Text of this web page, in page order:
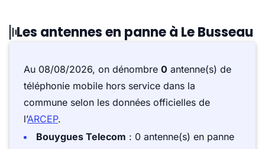
Les antennes en panne à Le Busseau
Au 08/08/2026, on dénombre 0 antenne(s) de
téléphonie mobile hors service dans la
commune selon les données officielles de
l’ARCEP.
Bouygues Telecom : 0 antenne(s) en panne